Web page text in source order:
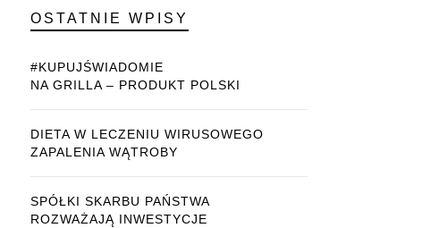
OSTATNIE WPISY
#KUPUJŚWIADOMIE
NA GRILLA – PRODUKT POLSKI
DIETA W LECZENIU WIRUSOWEGO
ZAPALENIA WĄTROBY
SPÓŁKI SKARBU PAŃSTWA
ROZWAŻAJĄ INWESTYCJE